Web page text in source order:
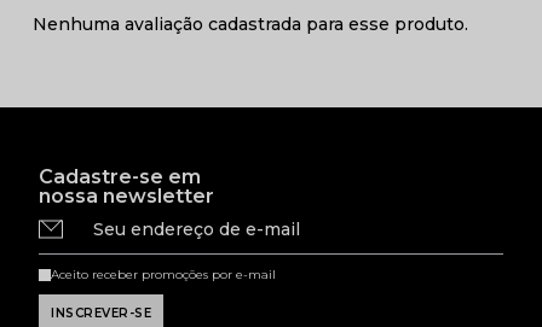
Nenhuma avaliação cadastrada para esse produto.
Cadastre-se em
nossa newsletter
Seu endereço de e-mail
Aceito receber promoções por e-mail